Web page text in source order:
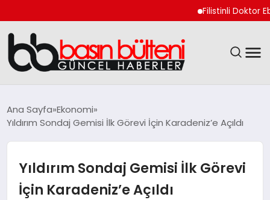
Filistinli Doktor Ebu
EKONOMI
MAGAZIN
Ana Sayfa Ekonomi
Yıldırım Sondaj Gemisi İlk Görevi İçin Karadeniz’e Açıldı
Yıldırım Sondaj Gemisi İlk Görevi
İçin Karadeniz’e Açıldı